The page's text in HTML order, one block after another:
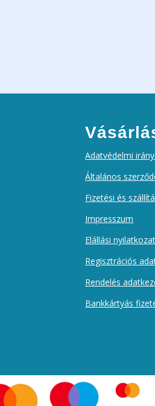
Adatvédelmi
Általános
Fizetési és
Impresszum
Elállási nyilatkozat
Regisztrációs
Rendelés
Bankkártyás